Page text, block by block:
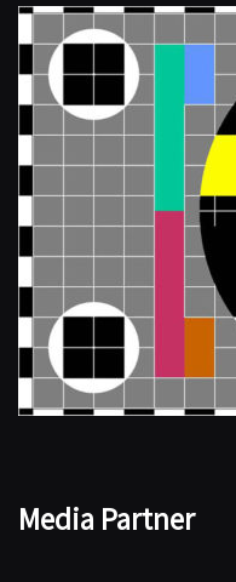
Media Partner